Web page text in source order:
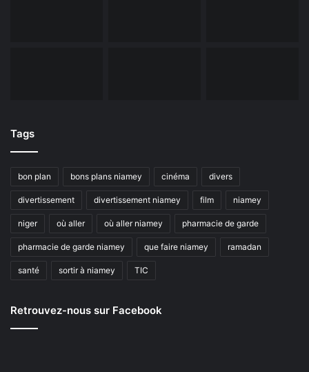
Tags
bon plan bons plans niamey cinéma divers
divertissement divertissement niamey film niamey
niger où aller où aller niamey pharmacie de garde
pharmacie de garde niamey que faire niamey ramadan
santé sortir à niamey TIC
Retrouvez-nous sur Facebook